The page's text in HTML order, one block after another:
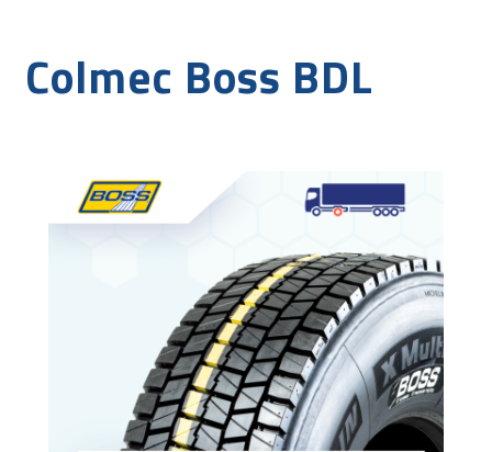
Colmec Boss BDL